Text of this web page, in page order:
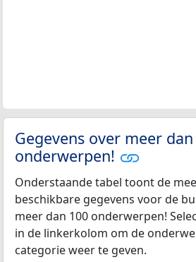
Gegevens over meer
onderwerpen!
Onderstaande tabel toont de
beschikbare gegevens voor de
meer dan 100 onderwerpen!
in de linkerkolom om de
categorie weer te geven.